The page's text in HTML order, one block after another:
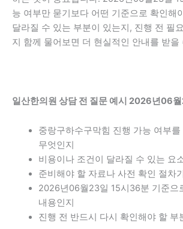
능 여부만 묻기보다 어떤 기준으로 확인해
달라질 수 있는 부분이 있는지, 진행 전 필
지 함께 물어보면 더 현실적인 안내를 받을
일산한의원 상담 전 질문 예시 2026년06
중랑구하수구막힘 진행 가능 여부
무엇인지
비용이나 조건이 달라질 수 있는 요
준비해야 할 자료나 사전 확인 절차
2026년06월23일 15시36분 기준으
내용인지
진행 전 반드시 다시 확인해야 할 부